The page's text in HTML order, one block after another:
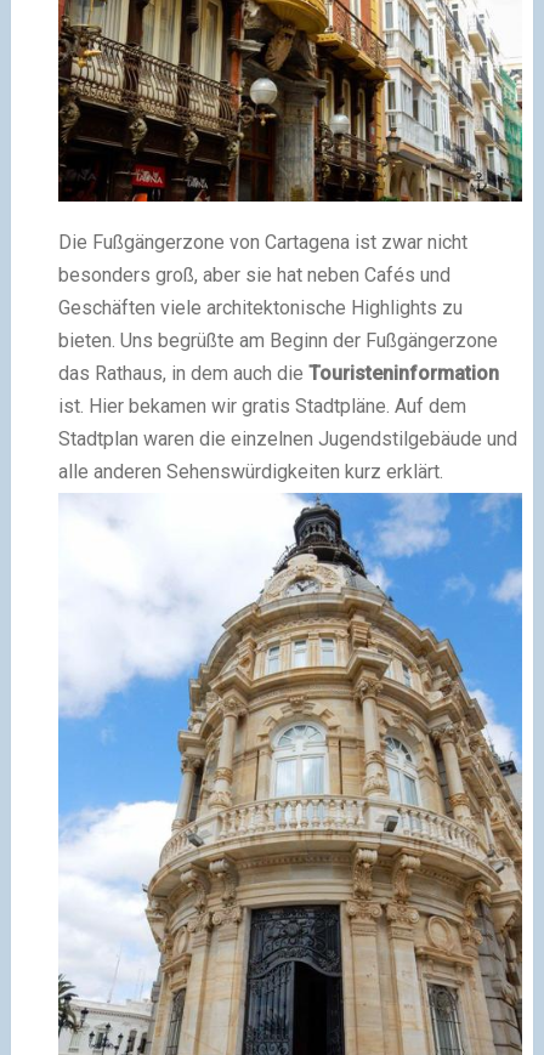
Die Fußgängerzone von Cartagena ist zwar nicht
besonders groß, aber sie hat neben Cafés und
Geschäften viele architektonische Highlights zu
bieten. Uns begrüßte am Beginn der Fußgängerzone
das Rathaus, in dem auch die Touristeninformation
ist. Hier bekamen wir gratis Stadtpläne. Auf dem
Stadtplan waren die einzelnen Jugendstilgebäude und
alle anderen Sehenswürdigkeiten kurz erklärt.